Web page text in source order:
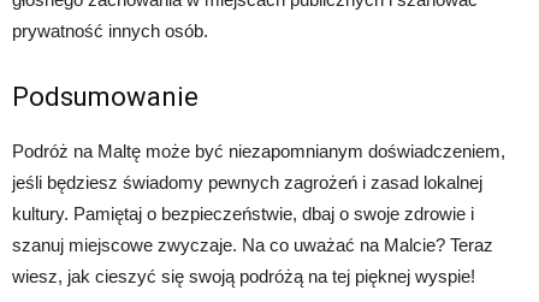
prywatność innych osób.
Podsumowanie
Podróż na Maltę może być niezapomnianym doświadczeniem,
jeśli będziesz świadomy pewnych zagrożeń i zasad lokalnej
kultury. Pamiętaj o bezpieczeństwie, dbaj o swoje zdrowie i
szanuj miejscowe zwyczaje. Na co uważać na Malcie? Teraz
wiesz, jak cieszyć się swoją podróżą na tej pięknej wyspie!